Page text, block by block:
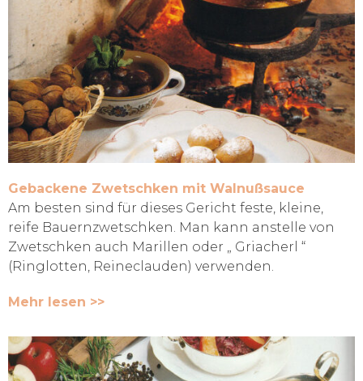
Gebackene Zwetschken mit Walnußsauce
Am besten sind für dieses Gericht feste, kleine,
reife Bauernzwetschken. Man kann anstelle von
Zwetschken auch Marillen oder „ Griacherl “
(Ringlotten, Reineclauden) verwenden.
Mehr lesen >>